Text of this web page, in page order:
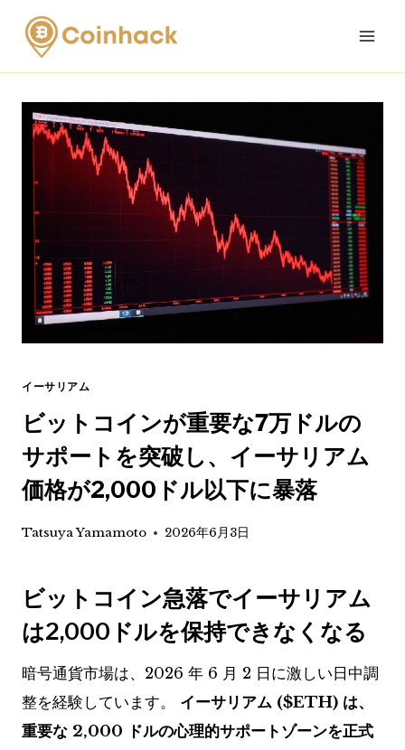
Skip
content
イーサリアム
ビットコインが重要な7万ドルの
サポートを突破し、イーサリアム
価格が2,000ドル以下に暴落
Tatsuya Yamamoto 2026年6月3日
ビットコイン急落でイーサリアム
は2,000ドルを保持できなくなる
暗号通貨市場は、2026 年 6 月 2 日に激しい日中調
整を経験しています。 イーサリアム ($ETH) は、
重要な 2,000 ドルの心理的サポートゾーンを正式